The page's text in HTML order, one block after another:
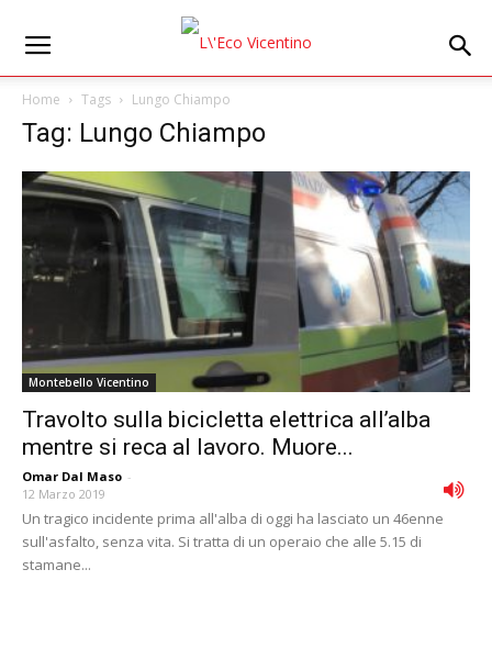
Home Tags Lungo Chiampo
Tag: Lungo Chiampo
Montebello Vicentino
Travolto sulla bicicletta elettrica all’alba
mentre si reca al lavoro. Muore...
Omar Dal Maso -
12 Marzo 2019
Un tragico incidente prima all'alba di oggi ha lasciato un 46enne
sull'asfalto, senza vita. Si tratta di un operaio che alle 5.15 di
stamane...